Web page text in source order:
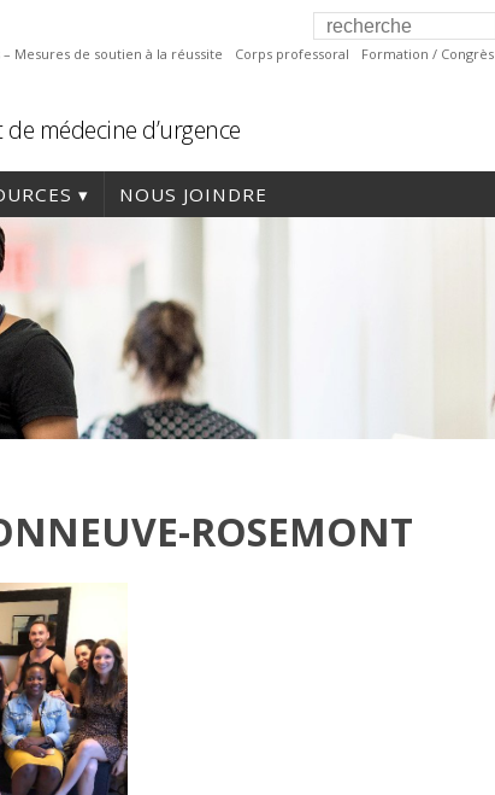
– Mesures de soutien à la réussite Corps professoral Formation / Congrès
médecine d’urgence
NOUS JOINDRE
ROSEMONT